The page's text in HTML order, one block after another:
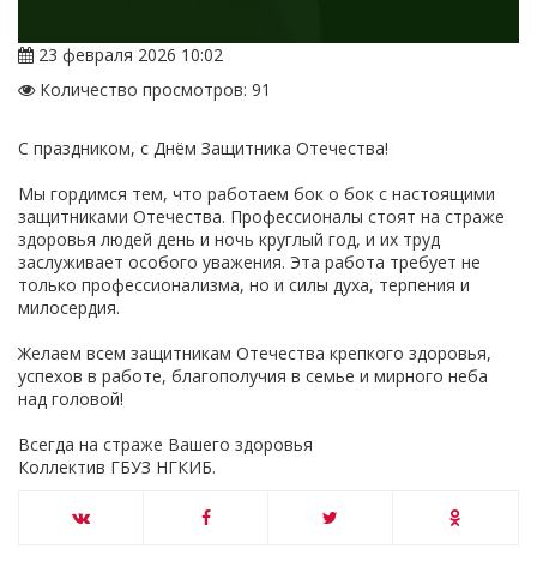
23 февраля 2026 10:02
Количество просмотров: 91
С праздником, с Днём Защитника Отечества!
Мы гордимся тем, что работаем бок о бок с настоящими
защитниками Отечества. Профессионалы стоят на страже
здоровья людей день и ночь круглый год, и их труд
заслуживает особого уважения. Эта работа требует не
только профессионализма, но и силы духа, терпения и
милосердия.
Желаем всем защитникам Отечества крепкого здоровья,
успехов в работе, благополучия в семье и мирного неба
над головой!
Всегда на страже Вашего здоровья
Коллектив ГБУЗ НГКИБ.